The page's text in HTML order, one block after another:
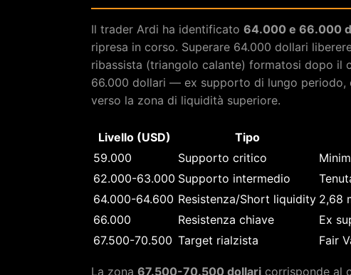
Il trader Ardi ha identificato 64.000 e 66.000
ripresa in corso. Superare 64.000 dollari
ribassista (triangolo calante) formatosi dopo il
66.000 dollari — ex supporto di lungo
verso la zona di liquidità superiore.
Livello (USD) Tipo
59.000
Supporto critico
62.000-63.000 Supporto intermedio
64.000-64.600 Resistenza/Short liquidity 2,68
66.000
Resistenza chiave
Ex
67.500-70.500 Target rialzista Fair
La zona 67.500-70.500 dollari corrisponde al